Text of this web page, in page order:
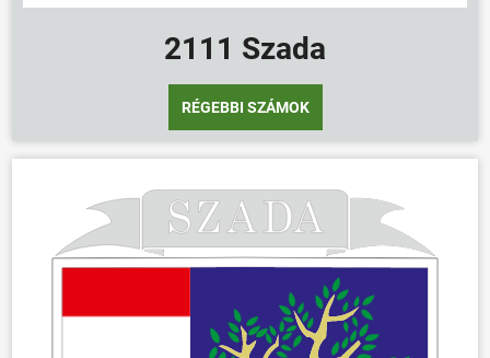
ÖNKORMÁNYZAT
ÜGYINTÉZÉS
2111 Szada
RÉGEBBI SZÁMOK